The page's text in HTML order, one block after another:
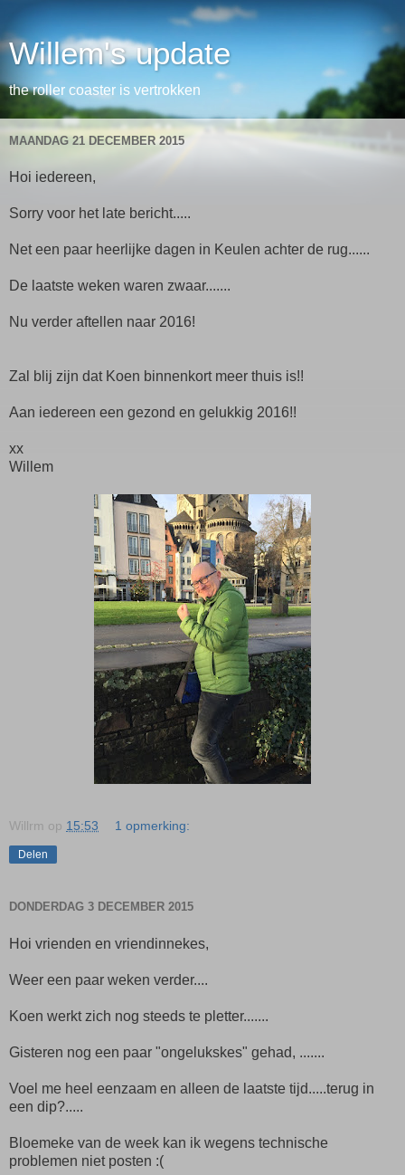
Willem's update
the roller coaster is vertrokken
MAANDAG 21 DECEMBER 2015
Hoi iedereen,
Sorry voor het late bericht.....
Net een paar heerlijke dagen in Keulen achter de rug......
De laatste weken waren zwaar.......
Nu verder aftellen naar 2016!
Zal blij zijn dat Koen binnenkort meer thuis is!!
Aan iedereen een gezond en gelukkig 2016!!
xx
Willem
Willrm op 15:53 1 opmerking:
Delen
DONDERDAG 3 DECEMBER 2015
Hoi vrienden en vriendinnekes,
Weer een paar weken verder....
Koen werkt zich nog steeds te pletter.......
Gisteren nog een paar "ongelukskes" gehad, .......
Voel me heel eenzaam en alleen de laatste tijd.....terug in
een dip?.....
Bloemeke van de week kan ik wegens technische
problemen niet posten :(